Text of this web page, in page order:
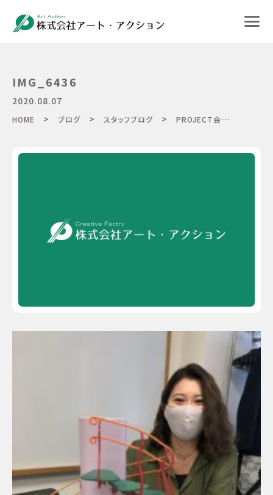
IMG_6436
2020.08.07
HOME > ブログ > スタッフブログ > PROJECT会議「世界にひとつを創るメンバー決定』